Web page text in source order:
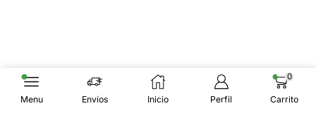
Menu Envíos Inicio Perfil
0
Carrito